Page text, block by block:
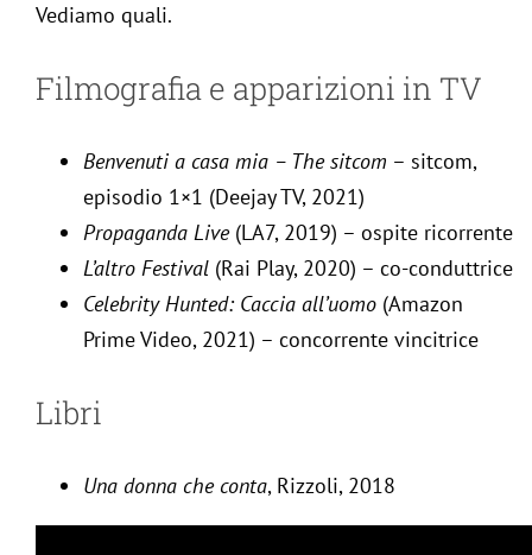
Vediamo quali.
Filmografia e apparizioni in TV
Benvenuti a casa mia – The sitcom – sitcom,
episodio 1×1 (Deejay TV, 2021)
Propaganda Live(LA7, 2019) – ospite ricorrente
L’altro Festival(Rai Play, 2020) – co-conduttrice
Celebrity Hunted: Caccia all’uomo(Amazon
Prime Video, 2021) – concorrente vincitrice
Libri
Una donna che conta, Rizzoli, 2018